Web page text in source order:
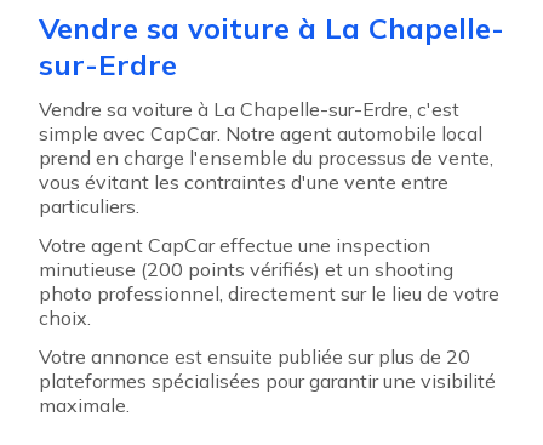
Vendre sa voiture à La Chapelle-
sur-Erdre
Vendre sa voiture à La Chapelle-sur-Erdre, c'est
simple avec CapCar. Notre agent automobile local
prend en charge l'ensemble du processus de vente,
vous évitant les contraintes d'une vente entre
particuliers.
Votre agent CapCar effectue une inspection
minutieuse (200 points vérifiés) et un shooting
photo professionnel, directement sur le lieu de votre
choix.
Votre annonce est ensuite publiée sur plus de 20
plateformes spécialisées pour garantir une visibilité
maximale.